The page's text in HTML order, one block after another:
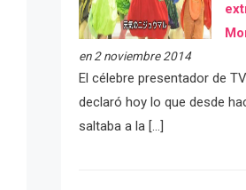
en 2 noviembre 2014
El célebre presentador de
declaró hoy lo que desde
saltaba a la […]